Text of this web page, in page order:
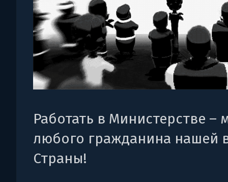
Работать в Министерстве –
любого гражданина нашей
Страны!